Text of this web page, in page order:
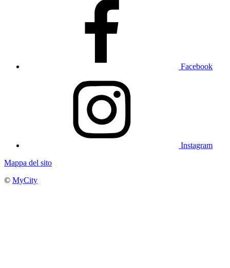
Facebook
Instagram
Mappa del sito
© MyCity